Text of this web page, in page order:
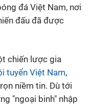
đá Việt Nam, nơi
đấu đã được
chiến lược gia
tuyển Việt Nam,
niềm tin. Dù tới
"ngoại binh" nhập